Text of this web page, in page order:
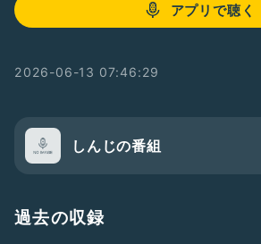
アプリで聴く
2026-06-13 07:46:29
しんじの番組
過去の収録